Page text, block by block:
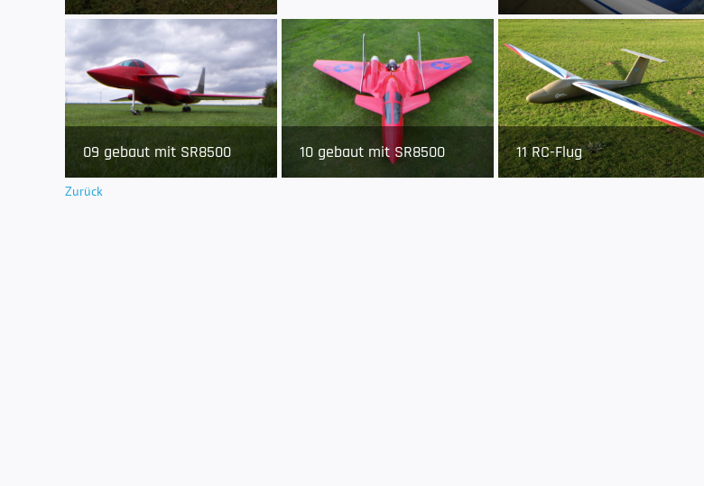
09 gebaut mit SR8500 10 gebaut mit SR8500 11 RC-Flug
Zurück